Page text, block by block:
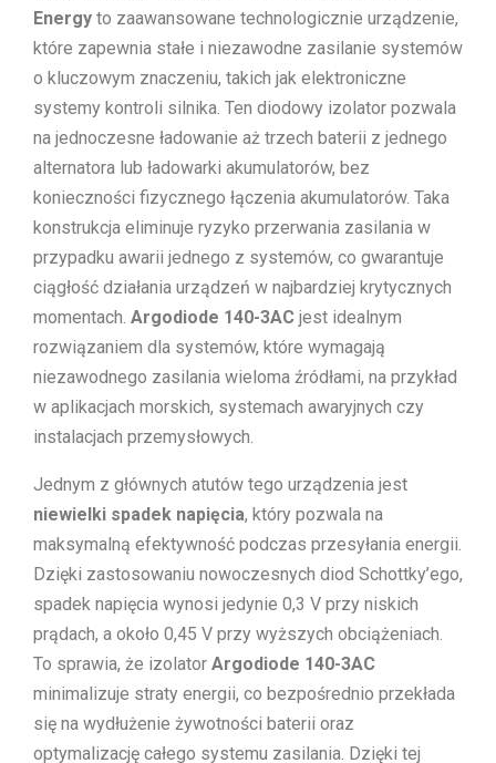
Energy to zaawansowane technologicznie urządzenie,
które zapewnia stałe i niezawodne zasilanie systemów
o kluczowym znaczeniu, takich jak elektroniczne
systemy kontroli silnika. Ten diodowy izolator pozwala
na jednoczesne ładowanie aż trzech baterii z jednego
alternatora lub ładowarki akumulatorów, bez
konieczności fizycznego łączenia akumulatorów. Taka
konstrukcja eliminuje ryzyko przerwania zasilania w
przypadku awarii jednego z systemów, co gwarantuje
ciągłość działania urządzeń w najbardziej krytycznych
momentach. Argodiode 140-3AC jest idealnym
rozwiązaniem dla systemów, które wymagają
niezawodnego zasilania wieloma źródłami, na przykład
w aplikacjach morskich, systemach awaryjnych czy
instalacjach przemysłowych.
Jednym z głównych atutów tego urządzenia jest
niewielki spadek napięcia, który pozwala na
maksymalną efektywność podczas przesyłania energii.
Dzięki zastosowaniu nowoczesnych diod Schottky’ego,
spadek napięcia wynosi jedynie 0,3 V przy niskich
prądach, a około 0,45 V przy wyższych obciążeniach.
To sprawia, że izolator Argodiode 140-3AC
minimalizuje straty energii, co bezpośrednio przekłada
się na wydłużenie żywotności baterii oraz
optymalizację całego systemu zasilania. Dzięki tej